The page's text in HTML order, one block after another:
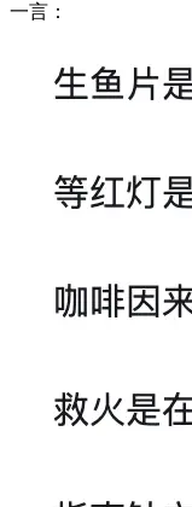
一言：